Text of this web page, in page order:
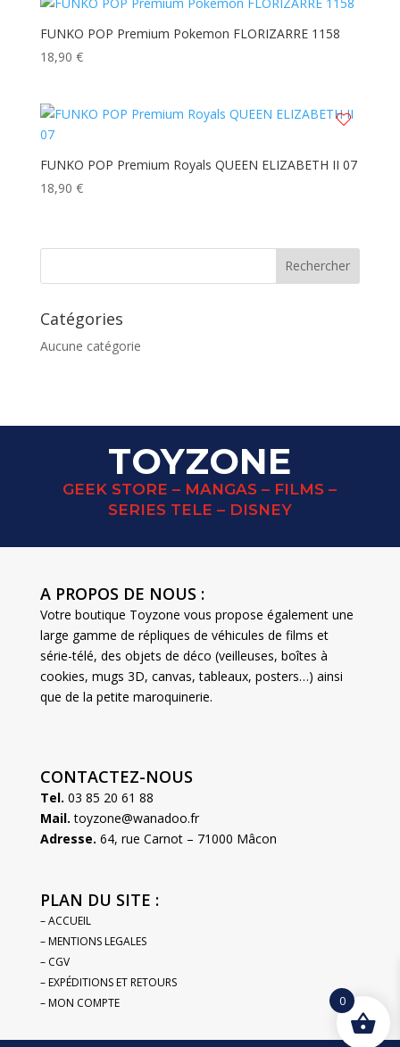
FUNKO POP Premium Pokemon FLORIZARRE 1158
18,90 €
FUNKO POP Premium Royals QUEEN ELIZABETH II 07
18,90 €
Catégories
Aucune catégorie
TOYZONE
GEEK STORE – MANGAS – FILMS –
SERIES TELE – DISNEY
A PROPOS DE NOUS :
Votre boutique Toyzone vous propose également une
large gamme de répliques de véhicules de films et
série-télé, des objets de déco (veilleuses, boîtes à
cookies, mugs 3D, canvas, tableaux, posters…) ainsi
que de la petite maroquinerie.
CONTACTEZ-NOUS
Tel. 03 85 20 61 88
Mail. toyzone@wanadoo.fr
Adresse. 64, rue Carnot – 71000 Mâcon
PLAN DU SITE :
– ACCUEIL
– MENTIONS LEGALES
– CGV
– EXPÉDITIONS ET RETOURS
– MON COMPTE
0